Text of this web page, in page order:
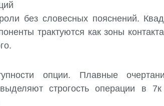
без словесных пояснений.
трактуются как зоны
опции. Плавные
строгость операции в